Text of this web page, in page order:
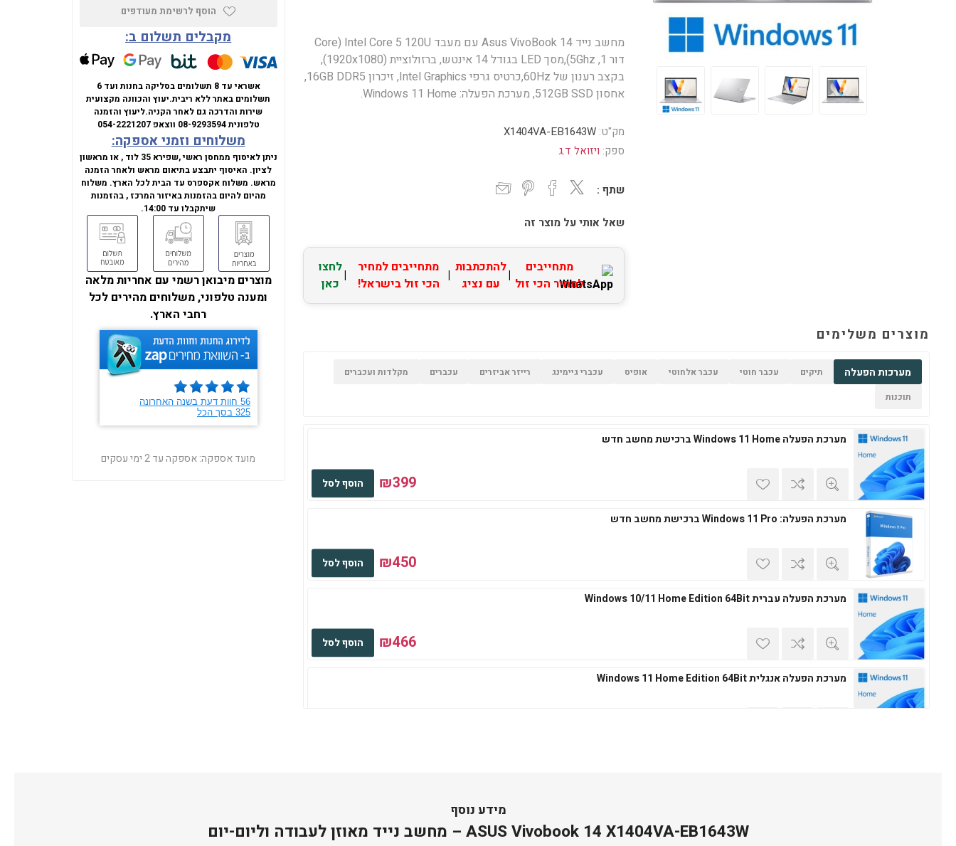
מחשב נייד Asus VivoBook 14 עם מעבד Intel Core 5 120U (Core
דור 1, 5Ghz),מסך LED בגודל 14 אינטש, ברזולוציית (1920x1080),
בקצב רענון של 60Hz,כרטיס גרפי Intel Graphics, זיכרון 16GB DDR5,
אחסון 512GB SSD, מערכת הפעלה: Windows 11 Home.
מק"ט: X1404VA-EB1643W
ספק: ויזואל ד.ג
שתף :
שאל אותי על מוצר זה
מתחייבים
למחיר הכי זול |להתכתבות
עם נציג
| מתחייבים למחיר
הכי זול בישראל!
|לחצו
כאן
מוצרים משלימים
מערכות הפעלה תיקים עכבר חוטי עכבר אלחוטי אופיס עכברי גיימינג רייזר אביזרים עכברים
מקלדות ועכברים
תוכנות
מערכת הפעלה Windows 11 Home ברכישת מחשב חדש
₪399 הוסף לסל
מערכת הפעלה: Windows 11 Pro ברכישת מחשב חדש
₪450 הוסף לסל
מערכת הפעלה עברית Windows 10/11 Home Edition 64Bit
₪466 הוסף לסל
מערכת הפעלה אנגלית Windows 11 Home Edition 64Bit
מערכת הפעלה אנגלית Microsoft Windows 11 Professional 64Bit
הוסף לרשימת מעודפים
מקבלים תשלום ב:
אשראי עד 8 תשלומים בסליקה בחנות ועד 6
תשלומים באתר ללא ריבית.יעוץ והכוונה מקצועית
שירות והדרכה גם לאחר הקניה.ליעוץ והזמנה
טלפונית08-9293594 ווצאפ054-2221207
משלוחים וזמני אספקה:
ניתן לאיסוף ממחסן ראשי ,שפירא 35 לוד , או מראשון
לציון. האיסוף יתבצע בתיאום מראש ולאחר הזמנה
מראש. משלוח אקספרס עד הבית לכל הארץ. משלוח
מהיום להיום בהזמנות באיזור המרכז , בהזמנות
שיתקבלו עד 14:00.
מוצרים מיבואן רשמי עם אחריות מלאה
ומענה טלפוני, משלוחים מהירים לכל
רחבי הארץ.
מועד אספקה:אספקה עד 2 ימי עסקים
מידע נוסף
ASUS Vivobook 14 X1404VA-EB1643W – מחשב נייד מאוזן לעבודה וליום-יום